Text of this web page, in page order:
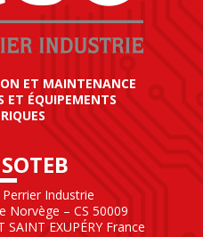
ET MAINTENANCE
ET ÉQUIPEMENTS
Industrie
Norvège – CS 50009
SAINT EXUPÉRY France